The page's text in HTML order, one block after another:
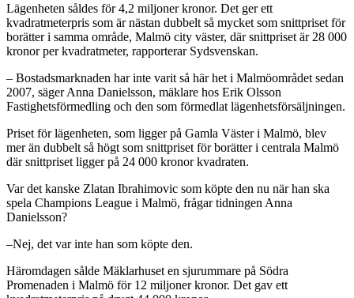
Lägenheten såldes för 4,2 miljoner kronor. Det ger ett
kvadratmeterpris som är nästan dubbelt så mycket som snittpriset för
borätter i samma område, Malmö city väster, där snittpriset är 28 000
kronor per kvadratmeter, rapporterar Sydsvenskan.
– Bostadsmarknaden har inte varit så här het i Malmöområdet sedan
2007, säger Anna Danielsson, mäklare hos Erik Olsson
Fastighetsförmedling och den som förmedlat lägenhetsförsäljningen.
Priset för lägenheten, som ligger på Gamla Väster i Malmö, blev
mer än dubbelt så högt som snittpriset för borätter i centrala Malmö
där snittpriset ligger på 24 000 kronor kvadraten.
Var det kanske Zlatan Ibrahimovic som köpte den nu när han ska
spela Champions League i Malmö, frågar tidningen Anna
Danielsson?
–Nej, det var inte han som köpte den.
Häromdagen sålde Mäklarhuset en sjurummare på Södra
Promenaden i Malmö för 12 miljoner kronor. Det gav ett